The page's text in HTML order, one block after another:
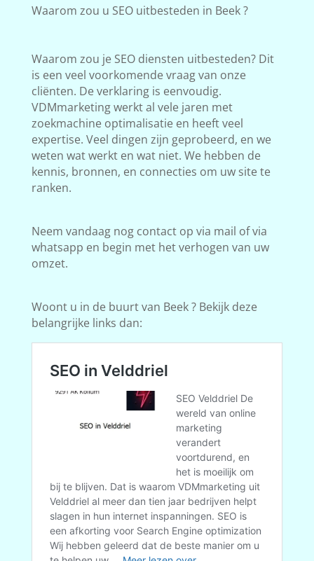
Waarom zou u SEO uitbesteden in Beek ?
Waarom zou je SEO diensten uitbesteden? Dit
is een veel voorkomende vraag van onze
cliënten. De verklaring is eenvoudig.
VDMmarketing werkt al vele jaren met
zoekmachine optimalisatie en heeft veel
expertise. Veel dingen zijn geprobeerd, en we
weten wat werkt en wat niet. We hebben de
kennis, bronnen, en connecties om uw site te
ranken.
Neem vandaag nog contact op via mail of via
whatsapp en begin met het verhogen van uw
omzet.
Woont u in de buurt van Beek ? Bekijk deze
belangrijke links dan: